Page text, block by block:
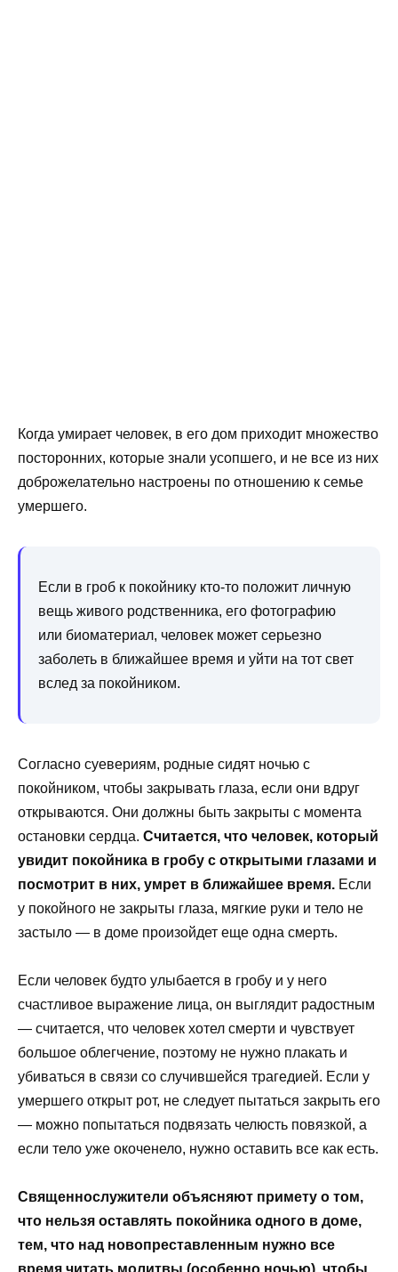
Когда умирает человек, в его дом приходит множество
посторонних, которые знали усопшего, и не все из них
доброжелательно настроены по отношению к семье
умершего.
Если в гроб к покойнику кто-то положит личную
вещь живого родственника, его фотографию
или биоматериал, человек может серьезно
заболеть в ближайшее время и уйти на тот свет
вслед за покойником.
Согласно суевериям, родные сидят ночью с
покойником, чтобы закрывать глаза, если они вдруг
открываются. Они должны быть закрыты с момента
остановки сердца. Считается, что человек, который
увидит покойника в гробу с открытыми глазами и
посмотрит в них, умрет в ближайшее время. Если
у покойного не закрыты глаза, мягкие руки и тело не
застыло — в доме произойдет еще одна смерть.
Если человек будто улыбается в гробу и у него
счастливое выражение лица, он выглядит радостным
— считается, что человек хотел смерти и чувствует
большое облегчение, поэтому не нужно плакать и
убиваться в связи со случившейся трагедией. Если у
умершего открыт рот, не следует пытаться закрыть его
— можно попытаться подвязать челюсть повязкой, а
если тело уже окоченело, нужно оставить все как есть.
Священнослужители объясняют примету о том,
что нельзя оставлять покойника одного в доме,
тем, что над новопреставленным нужно все
время читать молитвы (особенно ночью), чтобы